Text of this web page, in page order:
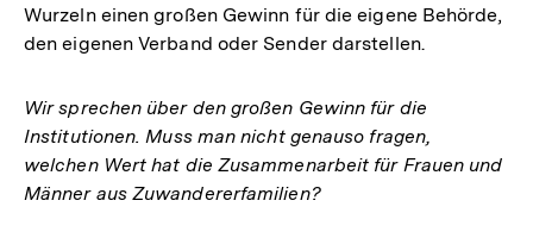
Wurzeln einen großen Gewinn für die eigene Behörde,
den eigenen Verband oder Sender darstellen.
Wir sprechen über den großen Gewinn für die
Institutionen. Muss man nicht genauso fragen,
welchen Wert hat die Zusammenarbeit für Frauen und
Männer aus Zuwandererfamilien?